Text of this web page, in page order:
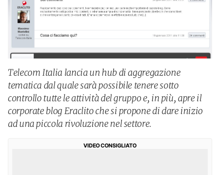
Telecom Italia lancia un hub di aggregazione
tematica dal quale sarà possibile tenere sotto
controllo tutte le attività del gruppo e, in più, apre il
corporate blog Eraclito che si propone di dare inizio
ad una piccola rivoluzione nel settore.
VIDEO CONSIGLIATO